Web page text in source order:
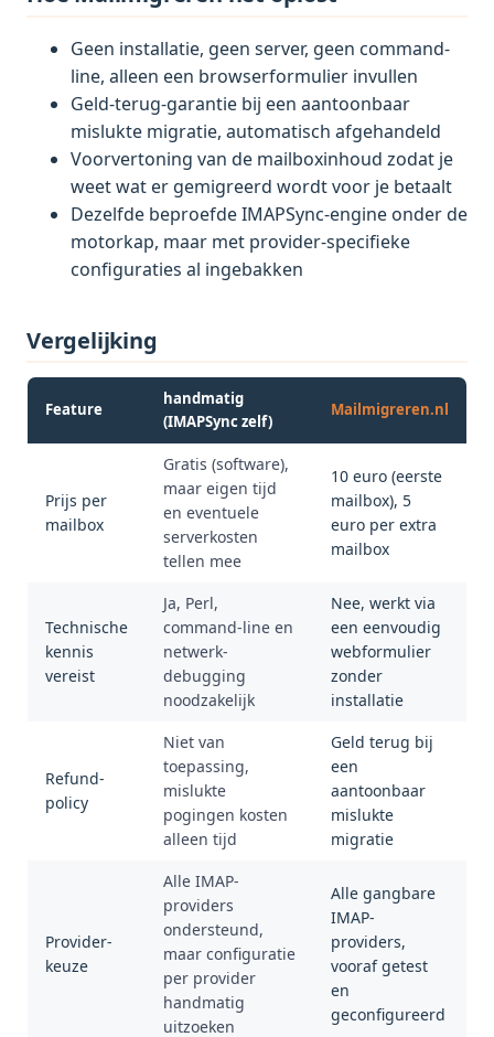
Geen installatie, geen server, geen command-
line, alleen een browserformulier invullen
Geld-terug-garantie bij een aantoonbaar
mislukte migratie, automatisch afgehandeld
Voorvertoning van de mailboxinhoud zodat je
weet wat er gemigreerd wordt voor je betaalt
Dezelfde beproefde IMAPSync-engine onder de
motorkap, maar met provider-specifieke
configuraties al ingebakken
Vergelijking
Feature
handmatig
(IMAPSync zelf)
Mailmigreren.nl
Prijs per
mailbox
Gratis (software),
maar eigen tijd
en eventuele
serverkosten
tellen mee
10 euro (eerste
mailbox), 5
euro per extra
mailbox
Technische
kennis
vereist
Ja, Perl,
command-line en
netwerk-
debugging
noodzakelijk
Nee, werkt via
een eenvoudig
webformulier
zonder
installatie
Refund-
policy
Niet van
toepassing,
mislukte
pogingen kosten
alleen tijd
Geld terug bij
een
aantoonbaar
mislukte
migratie
Provider-
keuze
Alle IMAP-
providers
ondersteund,
maar configuratie
per provider
handmatig
uitzoeken
Alle gangbare
IMAP-
providers,
vooraf getest
en
geconfigureerd